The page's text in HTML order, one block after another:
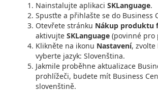
Nainstalujte aplikaci SKLanguage.
Spusťte a přihlašte se do Business
Otevřete stránku Nákup produktu
aktivujte SKLanguage (povinné pro
Klikněte na ikonu Nastavení, zvolte
vyberte jazyk: Slovenština.
Jakmile proběhne aktualizace
prohlížeči, budete mít Business
slovenštině.